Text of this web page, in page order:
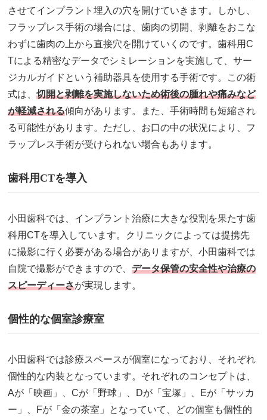
させてインプラント埋入の穴を開けていきます。しかし、
フラップレス手術の場合には、歯肉の切開、剥離をおこな
わずに歯肉の上から直接穴を開けていくのです。歯科用C
Tによる精密なデータでシミレーションを実施して、サー
ジカルガイドという補助器具を使用する手術です。この術
式は、切開と剥離を実施しないため術後の腫れや痛みなど
が軽減される傾向があります。また、手術時間も短縮され
る可能性があります。ただし、お口の中の状況により、フ
ラップレス手術が受けられない場合もあります。
歯科用CTを導入
小田歯科では、インプラント治療に大きな役割を果たす歯
科用CTを導入しています。クリニックによっては提携先
に撮影に行く必要がある場合がありますが、小田歯科では
自院で撮影ができますので、データ保管の安全性や治療の
スピーディーさが実現します。
個性的な個室診療室
小田歯科では診療スペースが個室になっており、それぞれ
個性的な内装となっています。それぞれのコンセプトは、
Aが「映画」、Cが「野球」、Dが「宝塚」、Eが「サッカ
ー」、Fが「金の茶室」となっていて、どの個室も個性的